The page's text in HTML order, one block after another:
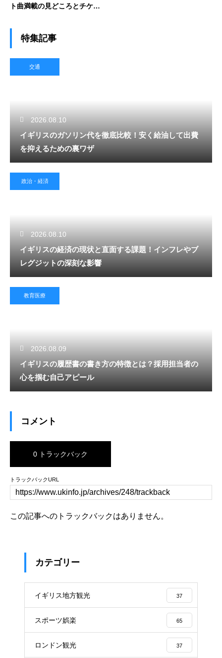
ト曲満載の見どころとチケッ
特集記事
交通
2026.08.10
イギリスのガソリン代を徹底比較！安く給油して出費
を抑えるための裏ワザ
政治・経済
2026.08.10
イギリスの経済の現状と直面する課題！インフレやブ
レグジットの深刻な影響
教育医療
2026.08.09
イギリスの履歴書の書き方の特徴とは？採用担当者の
心を掴む自己アピール
コメント
0 トラックバック
トラックバックURL
この記事へのトラックバックはありません。
カテゴリー
イギリス地方観光 37
スポーツ娯楽 65
ロンドン観光 37